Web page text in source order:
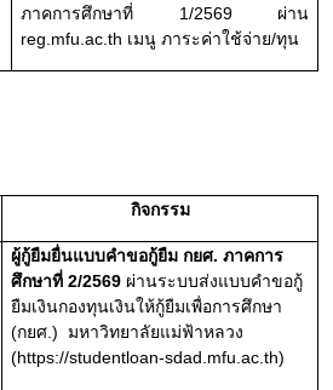
ภาคการศึกษาที่ 1/2569 ผ่าน
reg.mfu.ac.th เมนู ภาระค่าใช้จ่าย/ทุน
กิจกรรม
ผู้กู้ยืมยื่นแบบคำขอกู้ยืม กยศ. ภาคการ
ศึกษาที่ 2/2569 ผ่านระบบส่งแบบคำขอกู้
ยืมเงินกองทุนเงินให้กู้ยืมเพื่อการศึกษา
(กยศ.)  มหาวิทยาลัยแม่ฟ้าหลวง
(https://studentloan-sdad.mfu.ac.th)